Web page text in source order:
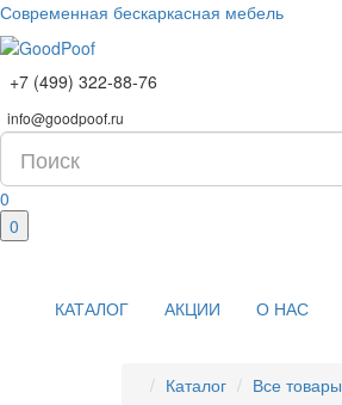
Современная бескаркасная мебель
+7 (499) 322-88-76
info@goodpoof.ru
0
0
КАТАЛОГ АКЦИИ О НАС
Каталог Все товары